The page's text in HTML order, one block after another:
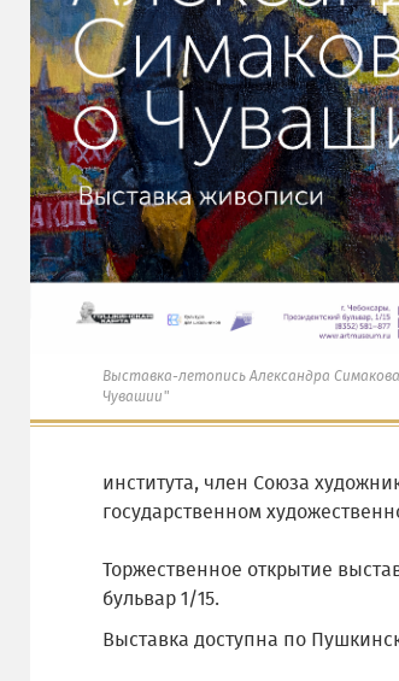
Выставка-летопись Александра
Чувашии"
института, член Союза
государственном
Торжественное открытие
бульвар 1/15.
Выставка доступна по